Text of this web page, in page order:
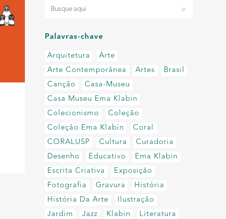
Palavras-chave
Arquitetura
Arte
Arte Contemporânea
Artes
Brasil
Canção
Casa-Museu
Casa Museu Ema Klabin
Colecionismo
Coleção
Coleção Ema Klabin
Coral
CORALUSP
Cultura
Curadoria
Desenho
Educativo
Ema Klabin
Escrita Criativa
Exposição
Fotografia
Gravura
História
História Da Arte
Ilustração
Jardim
Jazz Klabin
Literatura